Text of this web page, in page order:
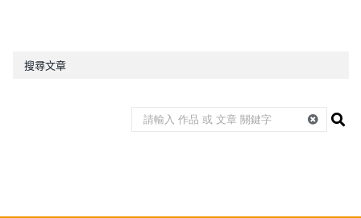
搜尋文章